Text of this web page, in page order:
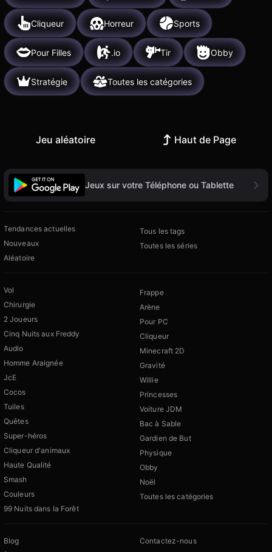
Cliqueur Horreur Sports
Pour Filles .io Tir Obby
Stratégie Toutes les catégories
Jeu aléatoire Haut de Page
Jeux sur votre Téléphone ou Tablette
Tendances actuelles
Nouveaux
Aléatoire
Tous les tags
Toutes les séries
Vol
Chirurgie
2 Joueurs
Cinq Nuits aux Freddy
Audio
Homme Araignée
JcE
Cocos
Tuiles
Quêtes
Super-héros
Cliqueur d'animaux
Haute Qualité
Smash
Couleurs
99 Nuits dans la Forêt
Frappe
Arène
Pour PC
Cliqueur
Minecraft 2D
Gravité
Willie
Princesses
Voiture JDM
Bac à Sable
Gardien de But
Physique
Obby
Noël
Toutes les catégories
Blog
Contactez-nous